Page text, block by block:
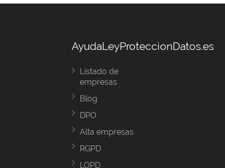
AyudaLeyProteccionDatos.es
Listado de
empresas
Blog
DPO
Alta empresas
RGPD
LOPD